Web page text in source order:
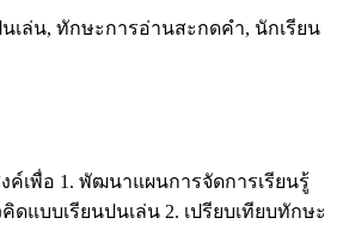
นเล่น, ทักษะการอ่านสะกดคำ, นักเรียน
ค์เพื่อ 1. พัฒนาแผนการจัดการเรียนรู้
แบบเรียนปนเล่น 2. เปรียบเทียบทักษะ